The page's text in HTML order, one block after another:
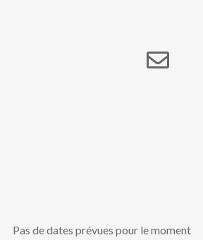
Pas de dates prévues pour le moment